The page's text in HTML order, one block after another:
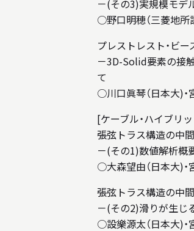
－(その3)実規模モデ
○野口明穂（三菱地所
プレストレスト・ビ
－3D-Solid要素の接
て
○川口眞琴（日本大)・
[ケーブル・ハイブリ
張弦トラス構造の中
－(その1)数値解析概
○大森望由（日本大)・
張弦トラス構造の中
－(その2)滑りが生じ
○設樂源太（日本大)・